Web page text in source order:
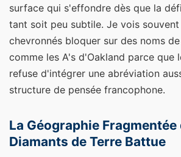
surface qui s'effondre dès que la
tant soit peu subtile. Je vois
chevronnés bloquer sur des noms
comme les A's d'Oakland parce que
refuse d'intégrer une abréviation
structure de pensée francophone.
La Géographie Fragmentée
Diamants de Terre Battue